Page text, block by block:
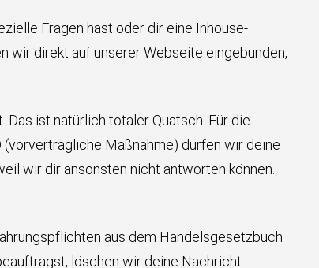
Fragen hast oder dir eine Inhouse-
wir direkt auf unserer Webseite eingebunden,
ist natürlich totaler Quatsch. Für die
Maßnahme) dürfen wir deine
wir dir ansonsten nicht antworten können.
aus dem Handelsgesetzbuch
löschen wir deine Nachricht